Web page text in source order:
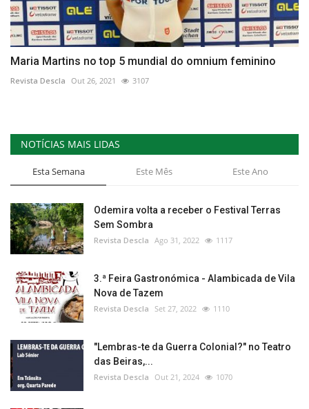
Maria Martins no top 5 mundial do omnium feminino
Revista Descla Out 26, 2021 3107
NOTÍCIAS MAIS LIDAS
Esta Semana Este Mês Este Ano
Odemira volta a receber o Festival Terras
Sem Sombra
Revista Descla Ago 31, 2022 1117
3.ª Feira Gastronómica - Alambicada de Vila
Nova de Tazem
Revista Descla Set 27, 2022 1110
"Lembras-te da Guerra Colonial?" no Teatro
das Beiras,...
Revista Descla Out 21, 2024 1070